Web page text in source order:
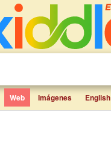
Web Imágenes English